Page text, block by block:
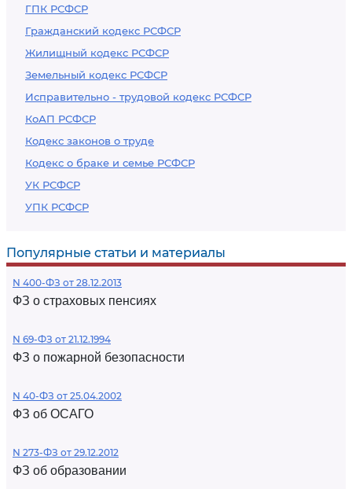
ГПК РСФСР
Гражданский кодекс РСФСР
Жилищный кодекс РСФСР
Земельный кодекс РСФСР
Исправительно - трудовой кодекс РСФСР
КоАП РСФСР
Кодекс законов о труде
Кодекс о браке и семье РСФСР
УК РСФСР
УПК РСФСР
Популярные статьи и материалы
N 400-ФЗ от 28.12.2013
ФЗ о страховых пенсиях
N 69-ФЗ от 21.12.1994
ФЗ о пожарной безопасности
N 40-ФЗ от 25.04.2002
ФЗ об ОСАГО
N 273-ФЗ от 29.12.2012
ФЗ об образовании